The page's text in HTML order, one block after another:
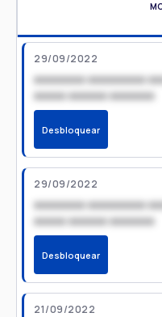
29/09/2022
xxxxxxxx xxxxxxxxx
xxxxx xxxxxx xxxxxxx
Desbloquear
29/09/2022
xxxxxxxx xxxxxxxxx
xxxxx xxxxxx xxxxxxx
Desbloquear
21/09/2022